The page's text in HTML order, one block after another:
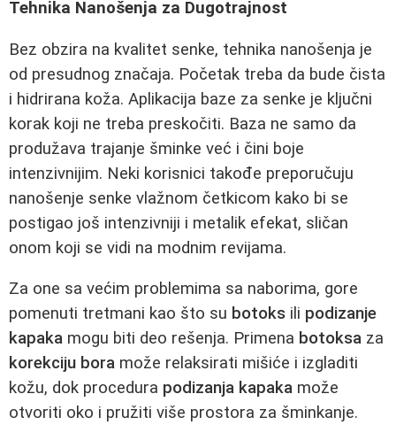
Tehnika Nanošenja za Dugotrajnost
Bez obzira na kvalitet senke, tehnika nanošenja je
od presudnog značaja. Početak treba da bude čista
i hidrirana koža. Aplikacija baze za senke je ključni
korak koji ne treba preskočiti. Baza ne samo da
produžava trajanje šminke već i čini boje
intenzivnijim. Neki korisnici takođe preporučuju
nanošenje senke vlažnom četkicom kako bi se
postigao još intenzivniji i metalik efekat, sličan
onom koji se vidi na modnim revijama.
Za one sa većim problemima sa naborima, gore
pomenuti tretmani kao što su botoks ili podizanje
kapaka mogu biti deo rešenja. Primena botoksa za
korekciju bora može relaksirati mišiće i izgladiti
kožu, dok procedura podizanja kapaka može
otvoriti oko i pružiti više prostora za šminkanje.